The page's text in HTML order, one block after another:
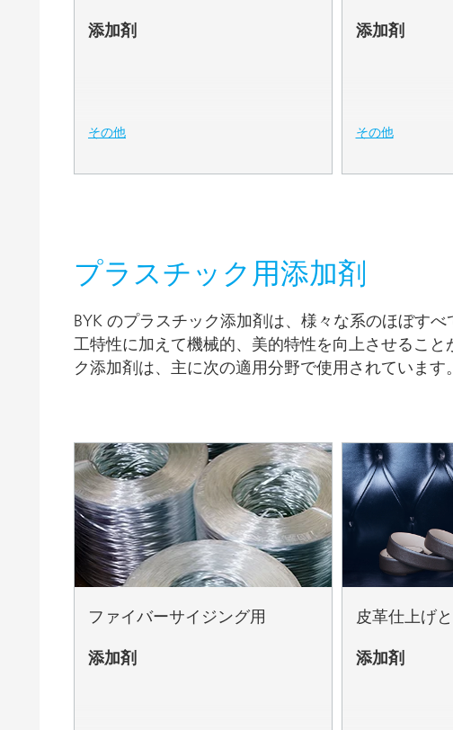
添加剤
その他
添加剤
その他
プラスチック用添加剤
BYK のプラスチック添加剤は、様々な系のほぼす
工特性に加えて機械的、美的特性を向上させるこ
ク添加剤は、主に次の適用分野で使用されています。
ファイバーサイジング用
添加剤
皮革仕上げ
添加剤